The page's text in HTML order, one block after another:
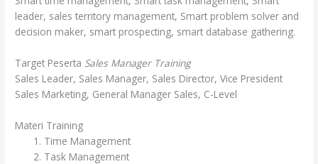
leader, sales territory management, Smart problem solver and
decision maker, smart prospecting, smart database gathering.
Target Peserta Sales Manager Training
Sales Leader, Sales Manager, Sales Director, Vice President
Sales Marketing, General Manager Sales, C-Level
Materi Training
Time Management
Task Management